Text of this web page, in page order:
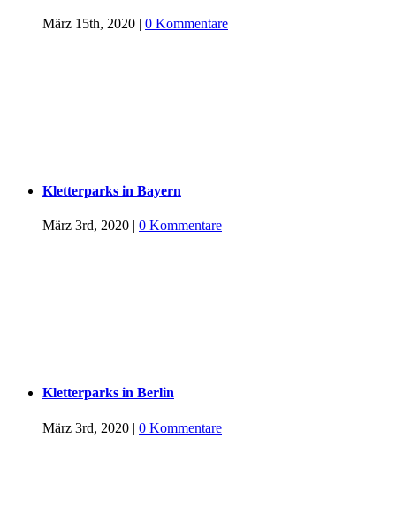
März 15th, 2020 | 0 Kommentare
Kletterparks in Bayern
März 3rd, 2020 | 0 Kommentare
Kletterparks in Berlin
März 3rd, 2020 | 0 Kommentare